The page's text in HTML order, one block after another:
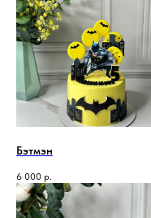
Бэтмэн
6 000 р.